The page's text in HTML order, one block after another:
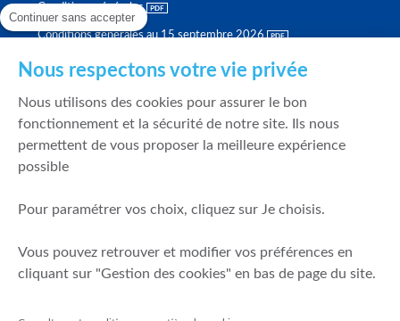
Conditions générales
Conditions générales au 15 septembre 2026
Politique de meilleure sélection
Politique de durabilité
Fonds de garantie des dépôts et de résolution
Mentions légales
Prévention de la fraude
Continuer sans accepter
Nous respectons votre vie privée
Nous utilisons des cookies pour assurer le bon
fonctionnement et la sécurité de notre site. Ils nous
permettent de vous proposer la meilleure expérience
possible
Pour paramétrer vos choix, cliquez sur Je choisis.
Vous pouvez retrouver et modifier vos préférences en
cliquant sur "Gestion des cookies" en bas de page du site.